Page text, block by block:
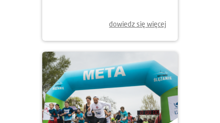
dowiedz się więcej